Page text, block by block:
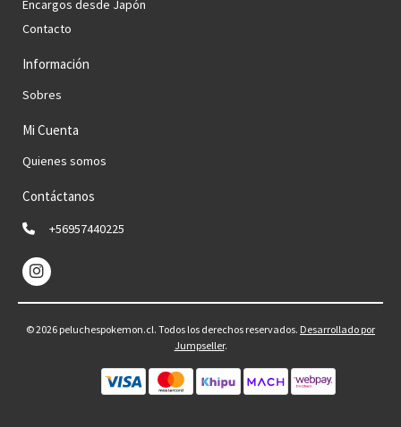
Encargos desde Japón
Contacto
Información
Sobres
Mi Cuenta
Quienes somos
Contáctanos
+56957440225
© 2026 peluchespokemon.cl. Todos los derechos reservados. Desarrollado por
Jumpseller.